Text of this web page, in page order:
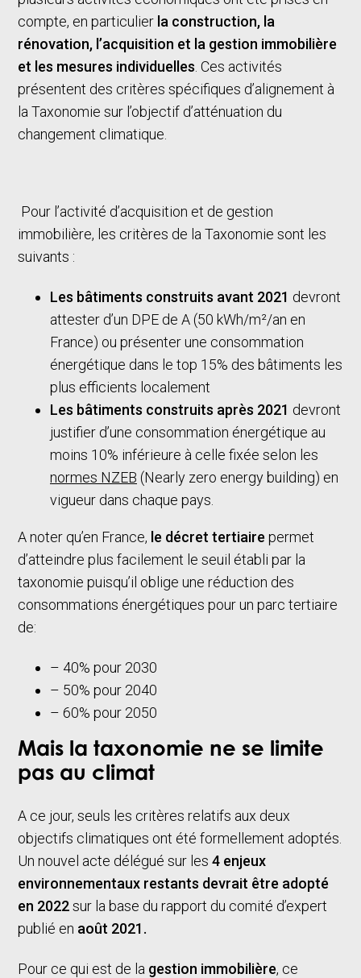
compte, en particulier la construction, la
rénovation, l’acquisition et la gestion immobilière
et les mesures individuelles . Ces activités
présentent des critères spécifiques d’alignement à
la Taxonomie sur l’objectif d’atténuation du
changement climatique.
Pour l’activité d’acquisition et de gestion
immobilière, les critères de la Taxonomie sont les
suivants :
Les bâtiments construits avant 2021 devront
attester d’un DPE de A (50 kWh/m²/an en
France) ou présenter une consommation
énergétique dans le top 15% des bâtiments les
plus efficients localement
Les bâtiments construits après 2021 devront
justifier d’une consommation énergétique au
moins 10% inférieure à celle fixée selon les
normes NZEB (Nearly zero energy building) en
vigueur dans chaque pays.
A noter qu’en France, le décret tertiaire permet
d’atteindre plus facilement le seuil établi par la
taxonomie puisqu’il oblige une réduction des
consommations énergétiques pour un parc tertiaire
de:
– 40% pour 2030
– 50% pour 2040
– 60% pour 2050
Mais la taxonomie ne se limite
pas au climat
A ce jour, seuls les critères relatifs aux deux
objectifs climatiques ont été formellement adoptés.
Un nouvel acte délégué sur les 4 enjeux
environnementaux restants devrait être adopté
en 2022sur la base du rapport du comité d’expert
publié en août 2021.
Pour ce qui est de la gestion immobilière, ce